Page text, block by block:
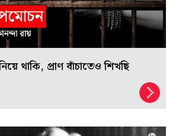
থাকি, প্রাণ বাঁচাতেও শিখছি